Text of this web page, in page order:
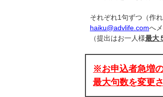
それぞれ1句ずつ（作
haiku@advlife.comへ
（提出はお一人様最大
※お申込者急増
最大句数を変更